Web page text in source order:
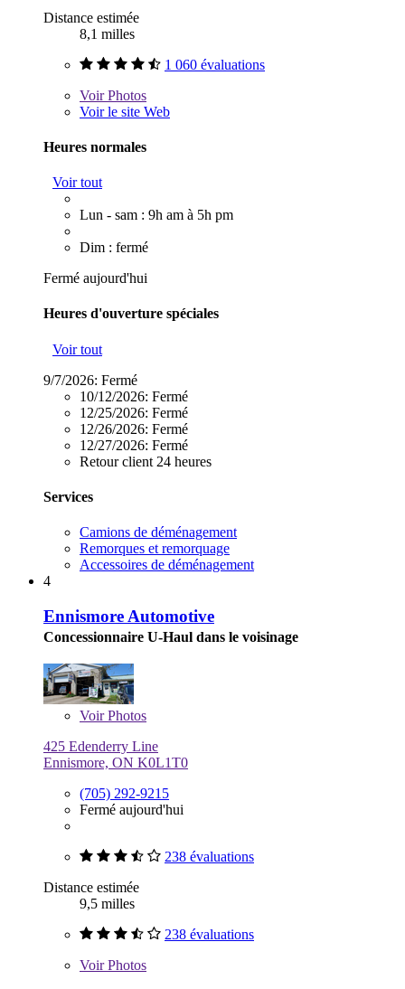
Distance estimée
8,1 milles
1 060 évaluations
VoirPhotos
Voir le site Web
Heures normales
Voir tout
Lun - sam : 9h am à 5h pm
Dim : fermé
Fermé aujourd'hui
Heures d'ouverture spéciales
Voir tout
9/7/2026: Fermé
10/12/2026: Fermé
12/25/2026: Fermé
12/26/2026: Fermé
12/27/2026: Fermé
Retour client 24 heures
Services
Camions de déménagement
Remorques et remorquage
Accessoires de déménagement
4
Ennismore Automotive
Concessionnaire U-Haul dans le voisinage
VoirPhotos
425 Edenderry Line
Ennismore, ON K0L1T0
(705) 292-9215
Fermé aujourd'hui
238 évaluations
Distance estimée
9,5 milles
238 évaluations
VoirPhotos